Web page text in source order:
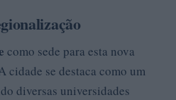
como sede para esta nova
cidade se destaca como um
diversas universidades